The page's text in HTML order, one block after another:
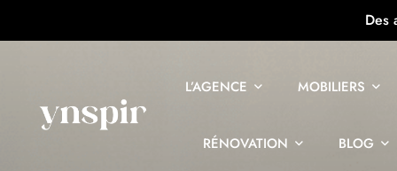
Des
L’AGENCE MOBILIERS
RÉNOVATION BLOG